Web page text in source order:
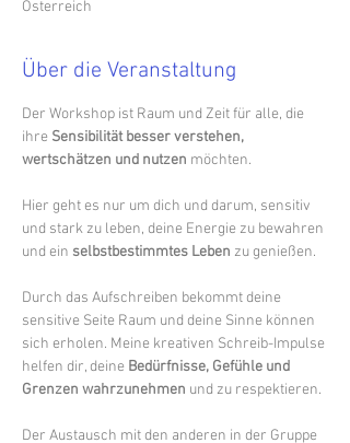
Österreich
Über die Veranstaltung
Der Workshop ist Raum und Zeit für alle, die
ihre Sensibilität besser verstehen,
wertschätzen und nutzen möchten.
Hier geht es nur um dich und darum, sensitiv
und stark zu leben, deine Energie zu bewahren
und ein selbstbestimmtes Leben zu genießen.​
Durch das Aufschreiben bekommt deine
sensitive Seite Raum und deine Sinne können
sich erholen. Meine kreativen Schreib-Impulse
helfen dir, deine Bedürfnisse, Gefühle und
Grenzen wahrzunehmen und zu respektieren.
Der Austausch mit den anderen in der Gruppe